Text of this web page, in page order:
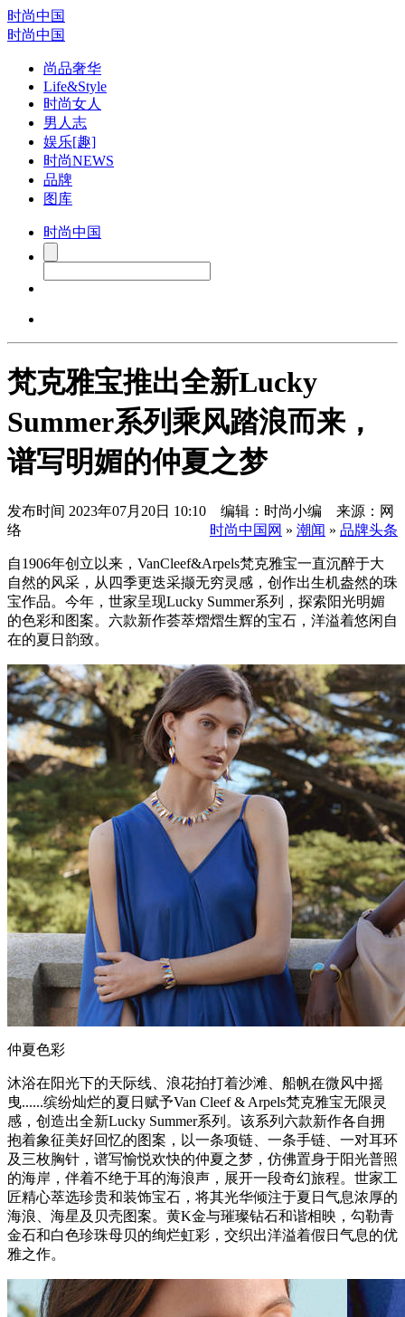
时尚中国
时尚中国
尚品奢华
Life&Style
时尚女人
男人志
娱乐[趣]
时尚NEWS
品牌
图库
时尚中国
梵克雅宝推出全新Lucky
Summer系列乘风踏浪而来，
谱写明媚的仲夏之梦
发布时间 2023年07月20日 10:10 编辑：时尚小编 来源：网
络
时尚中国网 » 潮闻 » 品牌头条
自1906年创立以来，VanCleef&Arpels梵克雅宝一直沉醉于大
自然的风采，从四季更迭采撷无穷灵感，创作出生机盎然的珠
宝作品。今年，世家呈现Lucky Summer系列，探索阳光明媚
的色彩和图案。六款新作荟萃熠熠生辉的宝石，洋溢着悠闲自
在的夏日韵致。
仲夏色彩
沐浴在阳光下的天际线、浪花拍打着沙滩、船帆在微风中摇
曳......缤纷灿烂的夏日赋予Van Cleef & Arpels梵克雅宝无限灵
感，创造出全新Lucky Summer系列。该系列六款新作各自拥
抱着象征美好回忆的图案，以一条项链、一条手链、一对耳环
及三枚胸针，谱写愉悦欢快的仲夏之梦，仿佛置身于阳光普照
的海岸，伴着不绝于耳的海浪声，展开一段奇幻旅程。世家工
匠精心萃选珍贵和装饰宝石，将其光华倾注于夏日气息浓厚的
海浪、海星及贝壳图案。黄K金与璀璨钻石和谐相映，勾勒青
金石和白色珍珠母贝的绚烂虹彩，交织出洋溢着假日气息的优
雅之作。